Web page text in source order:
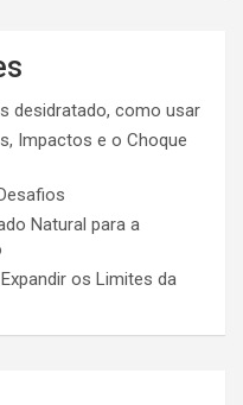
desidratado, como usar
Impactos e o Choque
Natural para a
os Limites da